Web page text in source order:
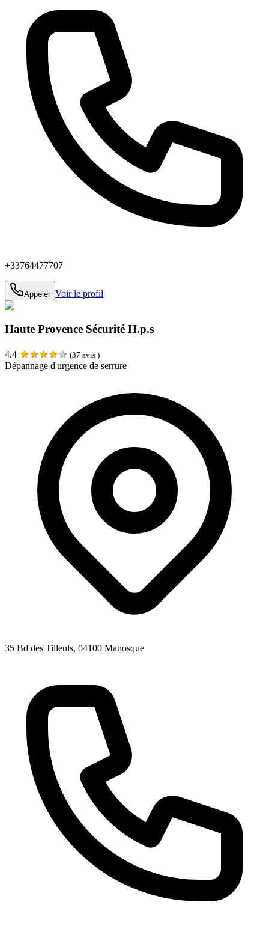
+33764477707
Appeler Voir le profil
Haute Provence Sécurité H.p.s
4.4 ★★★★★ (37 avis )
Dépannage d'urgence de serrure
35 Bd des Tilleuls, 04100 Manosque